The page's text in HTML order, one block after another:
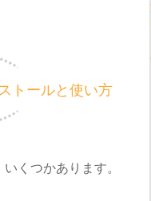
トールと使い方
くつかあります。